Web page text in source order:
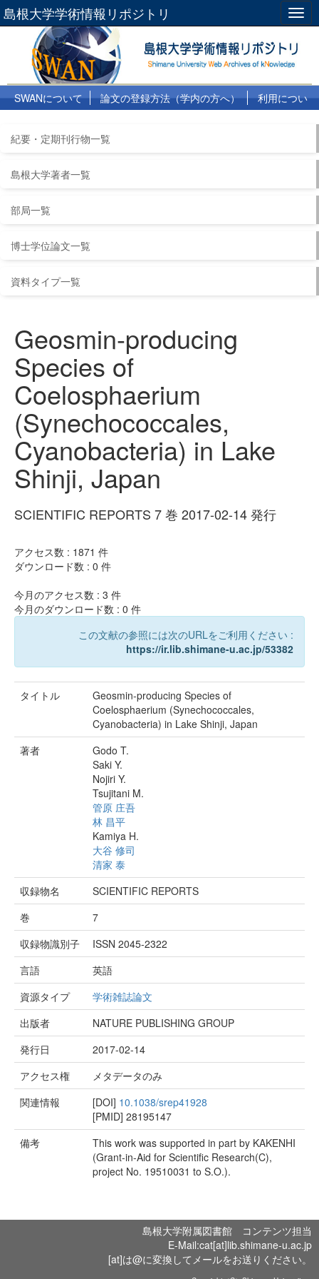
島根大学学術情報リポジトリ
SWANについて 論文の登録方法（学内の方へ）
利用につい
紀要・定期刊行物一覧
島根大学著者一覧
部局一覧
博士学位論文一覧
資料タイプ一覧
Geosmin-producing
Species of
Coelosphaerium
(Synechococcales,
Cyanobacteria) in Lake
Shinji, Japan
SCIENTIFIC REPORTS 7 巻 2017-02-14 発行
アクセス数 : 1871 件
ダウンロード数 : 0 件
今月のアクセス数 : 3 件
今月のダウンロード数 : 0 件
この文献の参照には次のURLをご利用ください :
https://ir.lib.shimane-u.ac.jp/53382
タイトル
Geosmin-producing Species of
Coelosphaerium (Synechococcales,
Cyanobacteria) in Lake Shinji, Japan
著者
Godo T.
Saki Y.
Nojiri Y.
Tsujitani M.
管原 庄吾
林 昌平
Kamiya H.
大谷 修司
清家 泰
収録物名
SCIENTIFIC REPORTS
巻
7
収録物識別子
ISSN 2045-2322
言語
英語
資源タイプ
学術雑誌論文
出版者
NATURE PUBLISHING GROUP
発行日
2017-02-14
アクセス権
メタデータのみ
関連情報
[DOI] 10.1038/srep41928
[PMID] 28195147
備考
This work was supported in part by KAKENHI
(Grant-in-Aid for Scientific Research(C),
project No. 19510031 to S.O.).
島根大学附属図書館 コンテンツ担当
E-Mail:cat[at]lib.shimane-u.ac.jp
[at]は@に変換してメールをお送りください。